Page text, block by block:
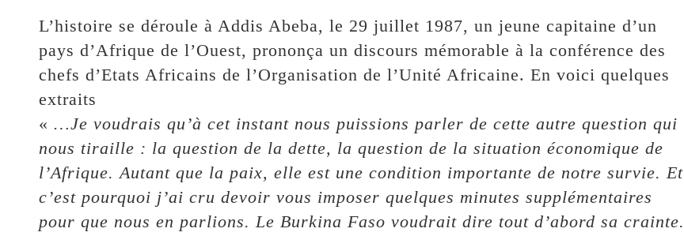
L’histoire se déroule à Addis Abeba, le 29 juillet 1987, un jeune capitaine d’un
pays d’Afrique de l’Ouest, prononça un discours mémorable à la conférence des
chefs d’Etats Africains de l’Organisation de l’Unité Africaine. En voici quelques
extraits
« …Je voudrais qu’à cet instant nous puissions parler de cette autre question qui
nous tiraille : la question de la dette, la question de la situation économique de
l’Afrique. Autant que la paix, elle est une condition importante de notre survie. Et
c’est pourquoi j’ai cru devoir vous imposer quelques minutes supplémentaires
pour que nous en parlions. Le Burkina Faso voudrait dire tout d’abord sa crainte.